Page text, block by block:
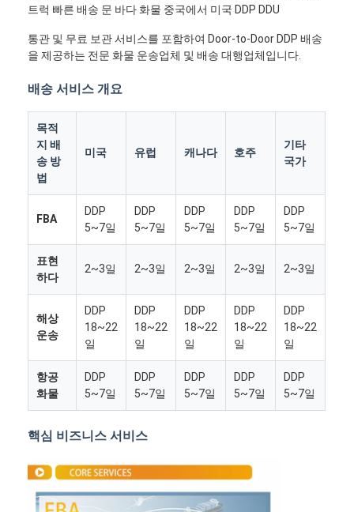
트럭 빠른 배송 문 바다 화물 중국에서 미국 DDP DDU
통관 및 무료 보관 서비스를 포함하여 Door-to-Door DDP 배송
을 제공하는 전문 화물 운송업체 및 배송 대행업체입니다.
배송 서비스 개요
목적
지 배
송 방
법
미국 유럽 캐나다 호주
기타
국가
FBA
DDP
5~7일
DDP
5~7일
DDP
5~7일
DDP
5~7일
DDP
5~7일
표현
하다
2~3일 2~3일 2~3일 2~3일 2~3일
해상
운송
DDP
18~22
일
DDP
18~22
일
DDP
18~22
일
DDP
18~22
일
DDP
18~22
일
항공
화물
DDP
5~7일
DDP
5~7일
DDP
5~7일
DDP
5~7일
DDP
5~7일
핵심 비즈니스 서비스